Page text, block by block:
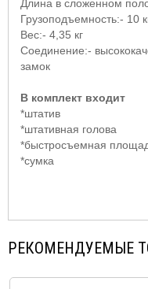
Длина в сложенном
Грузоподъемность:- 10
Вес:- 4,35 кг
Соединение:-
замок
В комплект входит
*штатив
*штативная голова
*быстросъемная
*сумка
РЕКОМЕНДУЕМЫЕ